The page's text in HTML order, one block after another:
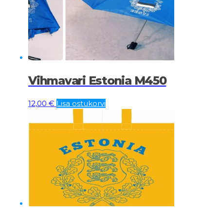
Vihmavari Estonia M450
12,00 € Lisa ostukorvi